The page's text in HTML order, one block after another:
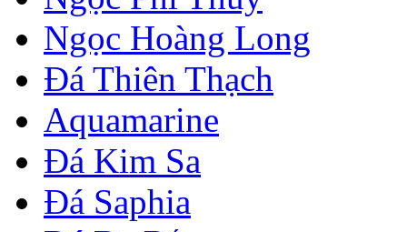
Ngọc Hoàng Long
Đá Thiên Thạch
Aquamarine
Đá Kim Sa
Đá Saphia